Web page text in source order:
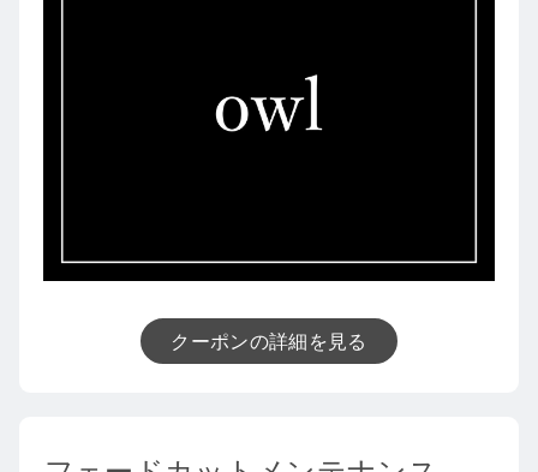
クーポンの詳細を見る